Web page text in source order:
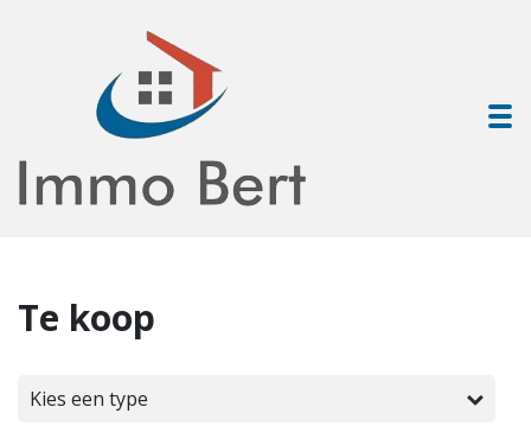
Te koop
Kies een type